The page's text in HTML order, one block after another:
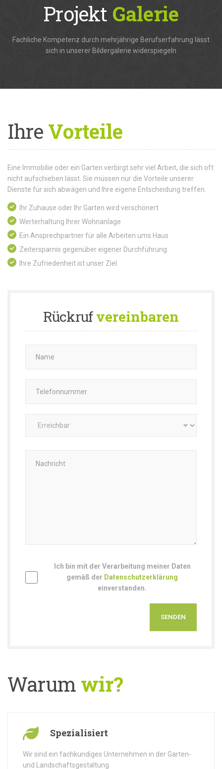
Projekt Galerie
Fachliche Kompetenz durch mehrjährige Berufserfahrung lässt
sich in unserer Bildergalerie widerspiegeln
IhreVorteile
Eine Immobilie oder ein Garten verbirgt sehr viel Arbeit, die sich oft
nicht aufschieben lässt. Sie müssen nur die Vorteile unserer
Dienste für sich abwägen und Ihre eigene Entscheidung treffen.
Ihr Zuhause oder Ihr Garten wird verschönert
Werterhaltung Ihrer Wohnanlage
Ein Ansprechpartner für alle Arbeiten ums Haus
Zeitersparnis gegenüber eigener Durchführung
Ihre Zufriedenheit ist unser Ziel
Rückrufvereinbaren
Ich bin mit der Verarbeitung meiner Daten
gemäß der Datenschutzerklärung
einverstanden.
Warum wir?
Spezialisiert
Wir sind ein fachkundiges Unternehmen in der Garten-
und Landschaftsgestaltung